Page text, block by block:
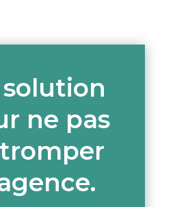
solution
ne pas